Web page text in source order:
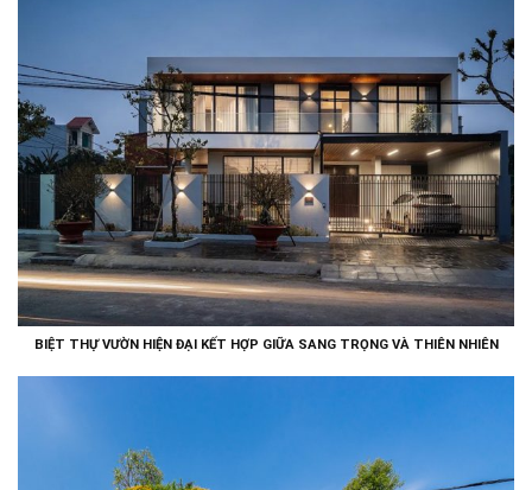
BIỆT THỰ VƯỜN HIỆN ĐẠI KẾT HỢP GIỮA SANG TRỌNG VÀ THIÊN NHIÊN